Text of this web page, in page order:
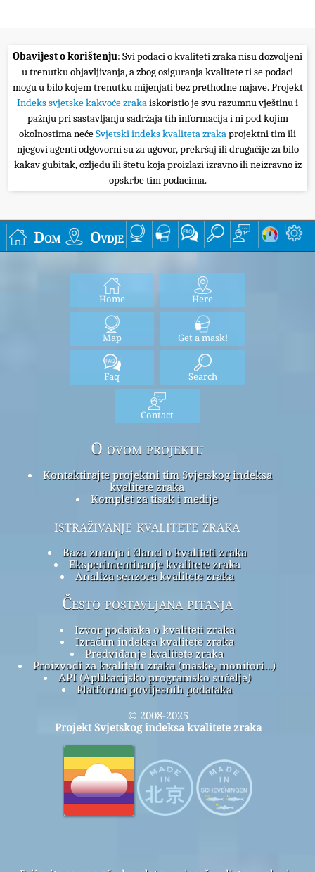
Obavijest o korištenju: Svi podaci o kvaliteti zraka nisu dozvoljeni
u trenutku objavljivanja, a zbog osiguranja kvalitete ti se podaci
mogu u bilo kojem trenutku mijenjati bez prethodne najave. Projekt
Indeks svjetske kakvoće zrakaiskoristio je svu razumnu vještinu i
pažnju pri sastavljanju sadržaja tih informacija i ni pod kojim
okolnostima nećeSvjetski indeks kvaliteta zrakaprojektni tim ili
njegovi agenti odgovorni su za ugovor, prekršaj ili drugačije za bilo
kakav gubitak, ozljedu ili štetu koja proizlazi izravno ili neizravno iz
opskrbe tim podacima.
Dom Ovdje
Home Here
Map Get a mask!
Faq Search
Contact
O ovom projektu
Kontaktirajte projektni tim Svjetskog indeksa
kvalitete zraka
Komplet za tisak i medije
istraživanje kvalitete zraka
Baza znanja i članci o kvaliteti zraka
Eksperimentiranje kvalitete zraka
Analiza senzora kvalitete zraka
Često postavljana pitanja
Izvor podataka o kvaliteti zraka
Izračun indeksa kvalitete zraka
Predviđanje kvalitete zraka
Proizvodi za kvalitetu zraka (maske, monitori…)
API (Aplikacijsko programsko sučelje)
Platforma povijesnih podataka
© 2008-2025
Projekt Svjetskog indeksa kvalitete zraka